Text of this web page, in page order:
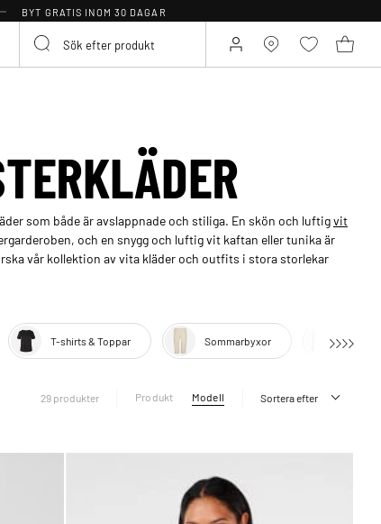
BYT GRATIS INOM 30 DAGAR
som både är avslappnade och stiliga. En skön och luftigvit
och en snygg och luftig vit kaftan eller tunika är
vår kollektion av vita kläder och outfits i stora storlekar
T-shirts & Toppar Sommarbyxor Shorts
29 produkter Produkt Modell Sortera efter